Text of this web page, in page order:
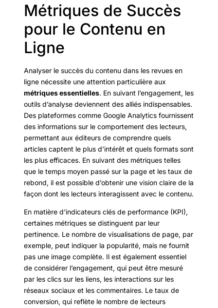
Métriques de Succès
pour le Contenu en
Ligne
Analyser le succès du contenu dans les revues en
ligne nécessite une attention particulière aux
métriques essentielles. En suivant l’engagement, les
outils d’analyse deviennent des alliés indispensables.
Des plateformes comme Google Analytics fournissent
des informations sur le comportement des lecteurs,
permettant aux éditeurs de comprendre quels
articles captent le plus d’intérêt et quels formats sont
les plus efficaces. En suivant des métriques telles
que le temps moyen passé sur la page et les taux de
rebond, il est possible d’obtenir une vision claire de la
façon dont les lecteurs interagissent avec le contenu.
En matière d’indicateurs clés de performance (KPI),
certaines métriques se distinguent par leur
pertinence. Le nombre de visualisations de page, par
exemple, peut indiquer la popularité, mais ne fournit
pas une image complète. Il est également essentiel
de considérer l’engagement, qui peut être mesuré
par les clics sur les liens, les interactions sur les
réseaux sociaux et les commentaires. Le taux de
conversion, qui reflète le nombre de lecteurs